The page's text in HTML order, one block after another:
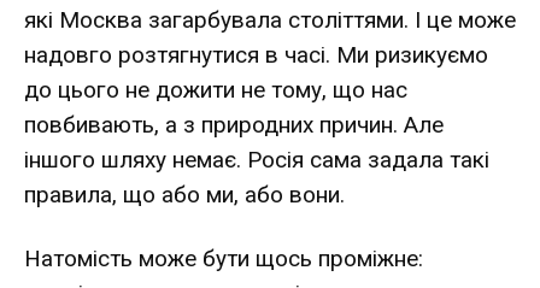
які Москва загарбувала століттями. І це може
надовго розтягнутися в часі. Ми ризикуємо
до цього не дожити не тому, що нас
повбивають, а з природних причин. Але
іншого шляху немає. Росія сама задала такі
правила, що або ми, або вони.
Натомість може бути щось проміжне: